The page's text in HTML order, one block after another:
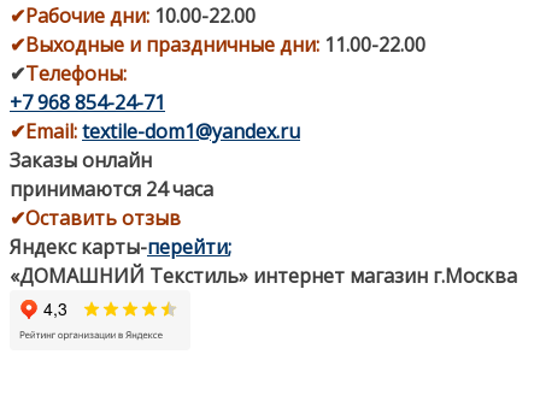
✔Рабочие дни: 10.00-22.00
✔Выходные и праздничные дни: 11.00-22.00
✔Телефоны:
+7 968 854-24-71
✔Email:textile-dom1@yandex.ru
Заказы онлайн
принимаются 24 часа
✔Оставить отзыв
Яндекс карты-перейти;
«ДОМАШНИЙ Текстиль» интернет магазин г.Москва